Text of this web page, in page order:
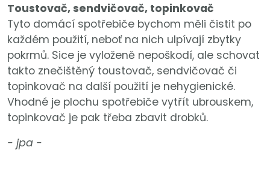
Toustovač, sendvičovač, topinkovač
Tyto domácí spotřebiče bychom měli čistit po
každém použití, neboť na nich ulpívají zbytky
pokrmů. Sice je vyloženě nepoškodí, ale schovat
takto znečištěný toustovač, sendvičovač či
topinkovač na další použití je nehygienické.
Vhodné je plochu spotřebiče vytřít ubrouskem,
topinkovač je pak třeba zbavit drobků.
- jpa -